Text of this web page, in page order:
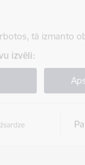
tā izmanto
izvēli: